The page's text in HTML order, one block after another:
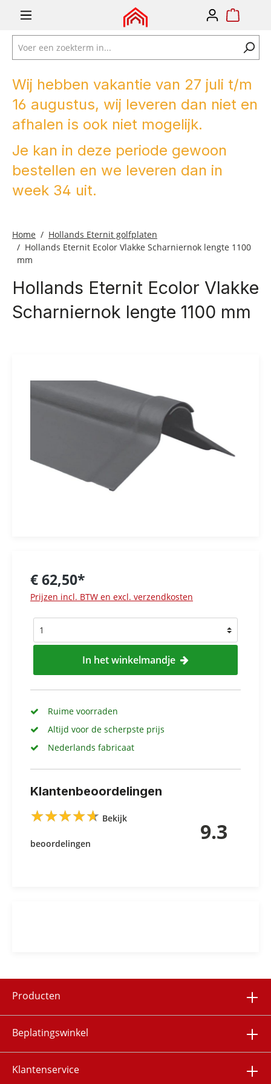
Ga naar de hoofdnavigatie
Wij hebben vakantie van 27 juli t/m
16 augustus, wij leveren dan niet en
afhalen is ook niet mogelijk.
Je kan in deze periode gewoon
bestellen en we leveren dan in
week 34 uit.
Home
Hollands Eternit golfplaten
Hollands Eternit Ecolor Vlakke Scharniernok lengte 1100
mm
Hollands Eternit Ecolor Vlakke
Scharniernok lengte 1100 mm
€ 62,50*
Prijzen incl. BTW en excl. verzendkosten
In het winkelmandje
Ruime voorraden
Altijd voor de scherpste prijs
Nederlands fabricaat
Klantenbeoordelingen
★★★★★
★★★★★ Bekijk
beoordelingen 9.3
Producten
Beplatingswinkel
Klantenservice